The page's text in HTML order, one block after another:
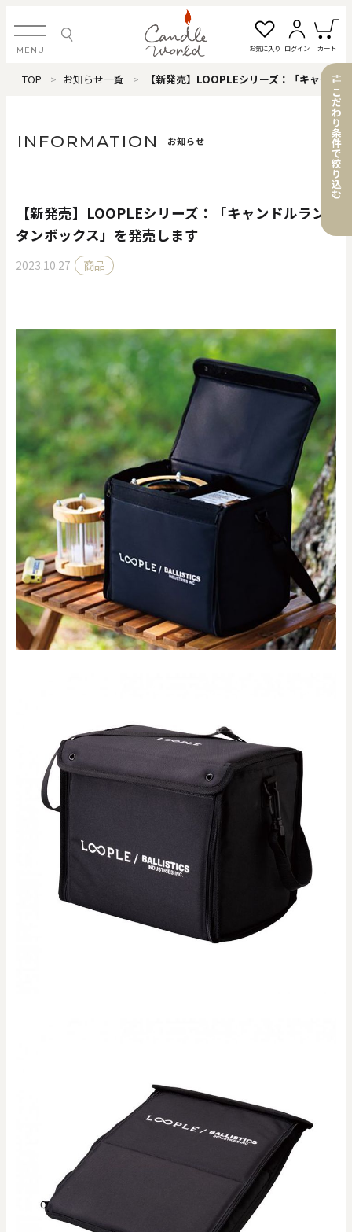
MENU お気に入り ログイン カート
ログイン・新規会員登録
すべてのアイテム
カテゴリから探す
価格で探す
20000
円 ～ 円
クリア
色で探す
TOP お知らせ一覧 【新発売】LOOPLEシリーズ：「キャンドルランタンボックス」を発売します
INFORMATION お知らせ
【新発売】LOOPLEシリーズ：「キャンドルラン
タンボックス」を発売します
2023.10.27 商品
こ
だ
わ
り
条
件
で
絞
り
込
む